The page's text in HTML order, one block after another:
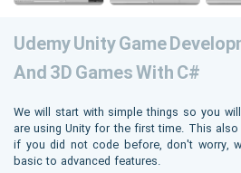
Udemy Unity Game
And 3D Games With C#
We will start with simple things so you
are using Unity for the first time. This
if you did not code before, don't worry,
basic to advanced features.